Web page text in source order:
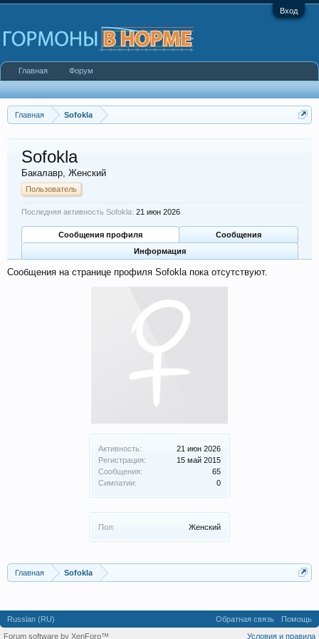
Вход
Главная Sofokla
Активность:
21 июн 2026
Регистрация:
15 май 2015
Сообщения:
65
Симпатии:
0
Пол: Женский
Sofokla
Бакалавр, Женский
Пользователь
Последняя активность Sofokla: 21 июн 2026
Сообщения профиля
Сообщения
Информация
Сообщения на странице профиля Sofokla пока отсутствуют.
Главная Sofokla
Главная Форум
Russian (RU) Обратная связь
Помощь
Условия и правила
Forum software by XenForo™